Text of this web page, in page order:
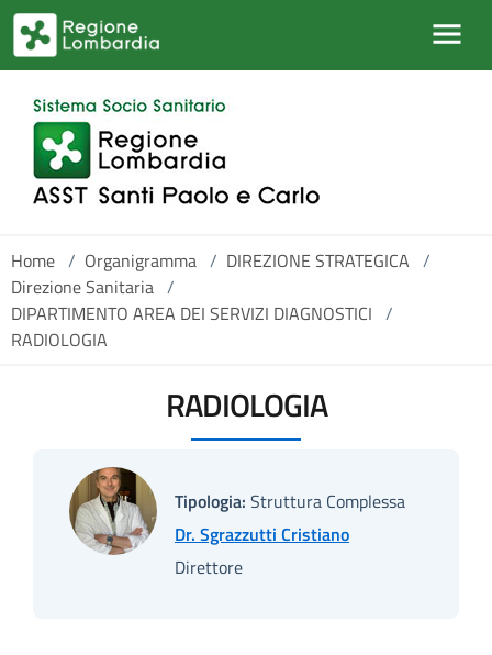
Salta al contenuto principale
Home / Organigramma / DIREZIONE STRATEGICA /
Direzione Sanitaria /
DIPARTIMENTO AREA DEI SERVIZI DIAGNOSTICI /
RADIOLOGIA
RADIOLOGIA
Tipologia: Struttura Complessa
Dr. Sgrazzutti Cristiano
Direttore